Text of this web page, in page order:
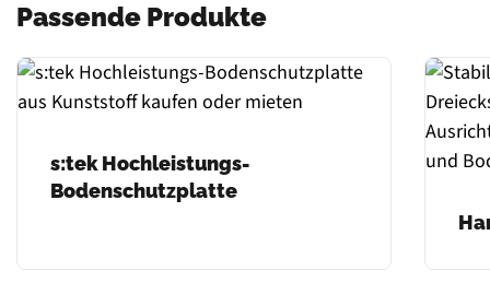
Passende Produkte
s:tek Hochleistungs-
Bodenschutzplatte